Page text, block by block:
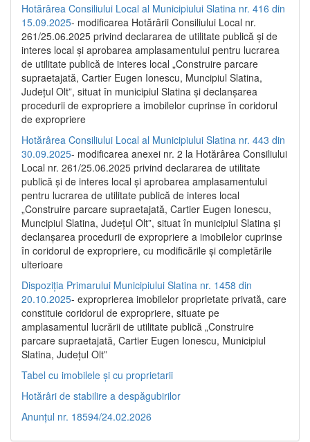
Hotărârea Consiliului Local al Municipiului Slatina nr. 416 din
15.09.2025- modificarea Hotărârii Consiliului Local nr.
261/25.06.2025 privind declararea de utilitate publică și de
interes local și aprobarea amplasamentului pentru lucrarea
de utilitate publică de interes local „Construire parcare
supraetajată, Cartier Eugen Ionescu, Muncipiul Slatina,
Județul Olt”, situat în municipiul Slatina și declanșarea
procedurii de expropriere a imobilelor cuprinse în coridorul
de expropriere
Hotărârea Consiliului Local al Municipiului Slatina nr. 443 din
30.09.2025- modificarea anexei nr. 2 la Hotărârea Consiliului
Local nr. 261/25.06.2025 privind declararea de utilitate
publică şi de interes local şi aprobarea amplasamentului
pentru lucrarea de utilitate publică de interes local
„Construire parcare supraetajată, Cartier Eugen Ionescu,
Muncipiul Slatina, Judeţul Olt”, situat în municipiul Slatina şi
declanşarea procedurii de expropriere a imobilelor cuprinse
în coridorul de expropriere, cu modificările şi completările
ulterioare
Dispoziția Primarului Municipiului Slatina nr. 1458 din
20.10.2025- exproprierea imobilelor proprietate privată, care
constituie coridorul de expropriere, situate pe
amplasamentul lucrării de utilitate publică „Construire
parcare supraetajată, Cartier Eugen Ionescu, Municipiul
Slatina, Județul Olt”
Tabel cu imobilele și cu proprietarii
Hotărâri de stabilire a despăgubirilor
Anunțul nr. 18594/24.02.2026